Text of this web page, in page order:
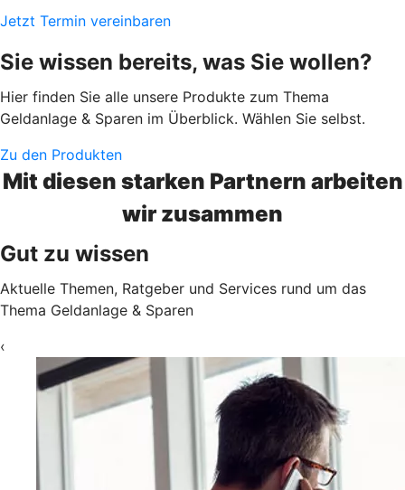
Jetzt Termin vereinbaren
Sie wissen bereits, was Sie wollen?
Hier finden Sie alle unsere Produkte zum Thema
Geldanlage & Sparen im Überblick. Wählen Sie selbst.
Zu den Produkten
Mit diesen starken Partnern arbeiten
wir zusammen
Gut zu wissen
Aktuelle Themen, Ratgeber und Services rund um das
Thema Geldanlage & Sparen
‹